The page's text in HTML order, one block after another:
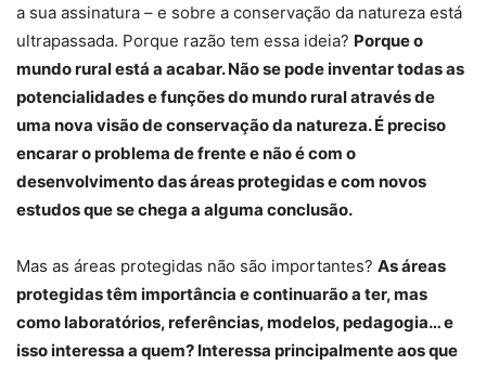
a sua assinatura – e sobre a conservação da natureza está
ultrapassada. Porque razão tem essa ideia? Porque o
mundo rural está a acabar. Não se pode inventar todas as
potencialidades e funções do mundo rural através de
uma nova visão de conservação da natureza. É preciso
encarar o problema de frente e não é com o
desenvolvimento das áreas protegidas e com novos
estudos que se chega a alguma conclusão.
Mas as áreas protegidas não são importantes? As áreas
protegidas têm importância e continuarão a ter, mas
como laboratórios, referências, modelos, pedagogia… e
isso interessa a quem? Interessa principalmente aos que